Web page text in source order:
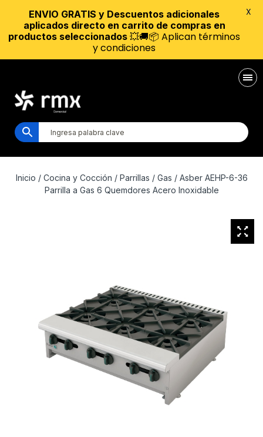
Inicio / Cocina y Cocción / Parrillas / Gas / Asber AEHP-6-36
Parrilla a Gas 6 Quemdores Acero Inoxidable
ENVIO GRATIS y Descuentos adicionales
aplicados directo en carrito de compras en
productos seleccionados 💥🚚📦 Aplican términos
y condiciones
X